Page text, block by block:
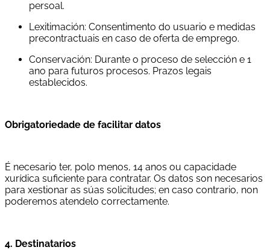
persoal.
Lexitimación: Consentimento do usuario e medidas
precontractuais en caso de oferta de emprego.
Conservación: Durante o proceso de selección e 1
ano para futuros procesos. Prazos legais
establecidos.
Obrigatoriedade de facilitar datos
É necesario ter, polo menos, 14 anos ou capacidade
xurídica suficiente para contratar. Os datos son necesarios
para xestionar as súas solicitudes; en caso contrario, non
poderemos atendelo correctamente.
4. Destinatarios